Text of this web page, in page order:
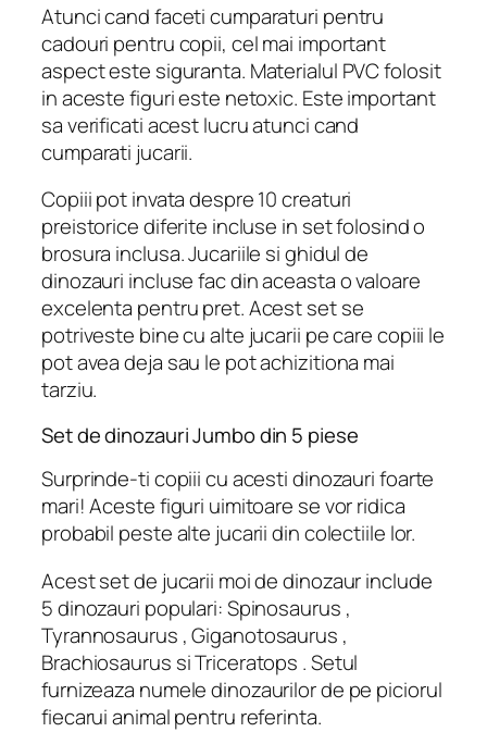
Atunci cand faceti cumparaturi pentru
cadouri pentru copii, cel mai important
aspect este siguranta. Materialul PVC folosit
in aceste figuri este netoxic. Este important
sa verificati acest lucru atunci cand
cumparati jucarii.
Copiii pot invata despre 10 creaturi
preistorice diferite incluse in set folosind o
brosura inclusa. Jucariile si ghidul de
dinozauri incluse fac din aceasta o valoare
excelenta pentru pret. Acest set se
potriveste bine cu alte jucarii pe care copiii le
pot avea deja sau le pot achizitiona mai
tarziu.
Set de dinozauri Jumbo din 5 piese
Surprinde-ti copiii cu acesti dinozauri foarte
mari! Aceste figuri uimitoare se vor ridica
probabil peste alte jucarii din colectiile lor.
Acest set de jucarii moi de dinozaur include
5 dinozauri populari: Spinosaurus ,
Tyrannosaurus , Giganotosaurus ,
Brachiosaurus si Triceratops . Setul
furnizeaza numele dinozaurilor de pe piciorul
fiecarui animal pentru referinta.